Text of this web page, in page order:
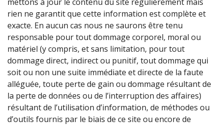
rien ne garantit que cette information est complète et
exacte. En aucun cas nous ne saurons être tenu
responsable pour tout dommage corporel, moral ou
matériel (y compris, et sans limitation, pour tout
dommage direct, indirect ou punitif, tout dommage qui
soit ou non une suite immédiate et directe de la faute
alléguée, toute perte de gain ou dommage résultant de
la perte de données ou de l’interruption des affaires)
résultant de l’utilisation d’information, de méthodes ou
d’outils fournis par le biais de ce site ou encore de